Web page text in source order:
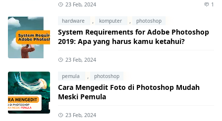
23 Feb, 2024 1
hardware , komputer , photoshop
System Requirements for Adobe Photoshop
2019: Apa yang harus kamu ketahui?
23 Feb, 2024
pemula , photoshop
Cara Mengedit Foto di Photoshop Mudah
Meski Pemula
23 Feb, 2024